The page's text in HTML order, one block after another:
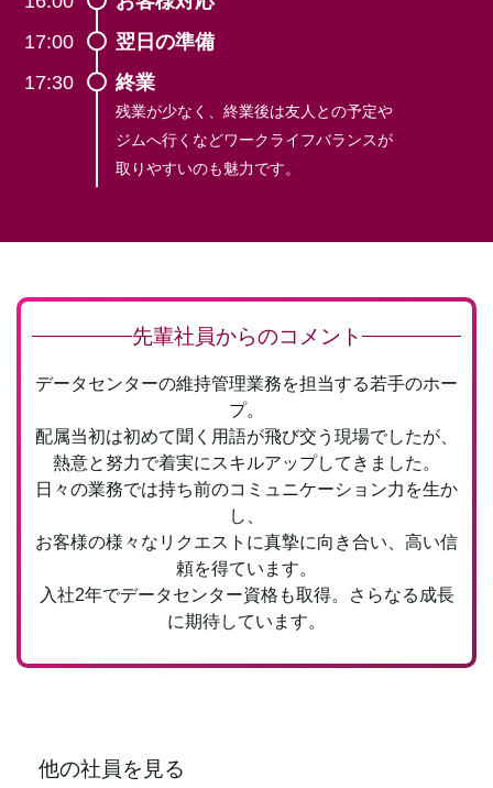
17:00
翌日の準備
17:30
終業
残業が少なく、終業後は友人との予定や
ジムへ行くなどワークライフバランスが
取りやすいのも魅力です。
先輩社員からのコメント
データセンターの維持管理業務を担当する若手のホー
プ。
配属当初は初めて聞く用語が飛び交う現場でしたが、
熱意と努力で着実にスキルアップしてきました。
日々の業務では持ち前のコミュニケーション力を生か
し、
お客様の様々なリクエストに真摯に向き合い、 高い信
頼を得ています。
入社2年でデータセンター資格も取得。
さらなる成長
に期待しています。
他の社員を見る